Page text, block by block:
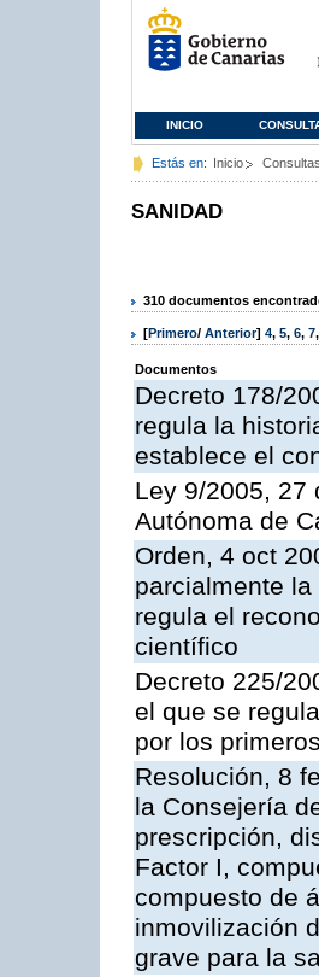
INICIO
Estás en: Inicio Consultas
SANIDAD
310 documentos
[Primero/ Anterior] 4, 5, 6, 7,
Documentos
Decreto 178/
regula la
establece el
Ley 9/2005, 27
Autónoma de
Orden, 4 oct
parcialmente
regula el
científico
Decreto 225/
el que se
por los
Resolución, 8
la Consejería
prescripción,
Factor I,
compuesto de
inmovilización
grave para la